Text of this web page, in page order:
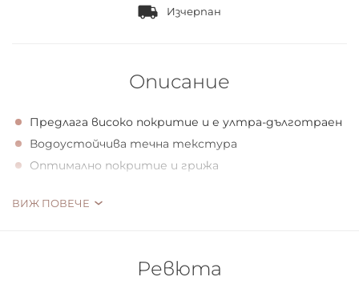
Изчерпан
Описание
Предлага високо покритие и е ултра-дълготраен
Водоустойчива течна текстура
Оптимално покритие и грижа
MAKE ME FLAWLESS!
предлага оптимално покритие и грижа. Текстурата
ВИЖ ПОВЕЧЕ
Ревюта